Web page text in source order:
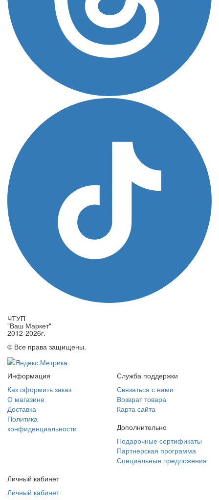
ЧТУП
"Ваш Маркет"
2012-2026г.
© Все права защищены.
Информация
Как оформить заказ
О магазине
Доставка
Политика
конфиденциальности
Служба поддержки
Связаться с нами
Возврат товара
Карта сайта
Дополнительно
Подарочные сертификаты
Партнерская программа
Специальные предложения
Личный кабинет
Личный кабинет